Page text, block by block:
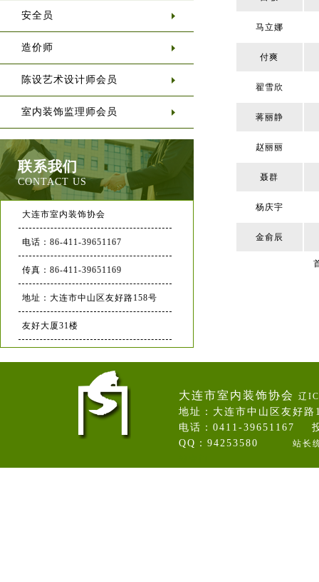
安全员
造价师
陈设艺术设计师会员
室内装饰监理师会员
联系我们
CONTACT US
大连市室内装饰协会
电话：86-411-39651167
传真：86-411-39651169
地址：大连市中山区友好路158号
友好大厦31楼
马立娜
付爽
翟雪欣
蒋丽静
赵丽丽
聂群
杨庆宇
金俞辰
大连市室内装饰协会 辽
地址：大连市中山区友好
电话：0411-39651167
QQ：94253580 站长